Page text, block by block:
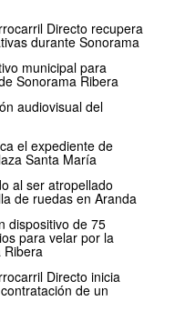
Directo recupera
durante Sonorama
municipal para
Sonorama Ribera
audiovisual del
el expediente de
Santa María
al ser atropellado
de ruedas en Aranda
dispositivo de 75
para velar por la
Ribera
Directo inicia
de un